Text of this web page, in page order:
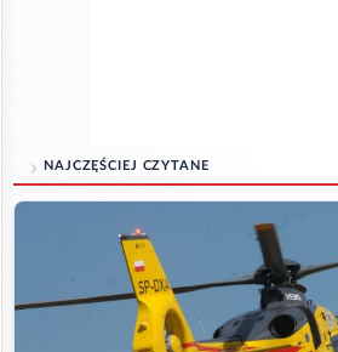
NAJCZĘŚCIEJ CZYTANE